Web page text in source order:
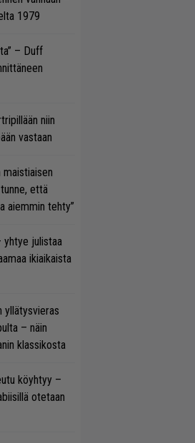
1979
– Duff
niin
vastaan
maistiaisen
että
aiemmin tehty”
yhtye julistaa
ikiaikaista
yllätysvieras
– näin
klassikosta
köyhtyy –
otetaan